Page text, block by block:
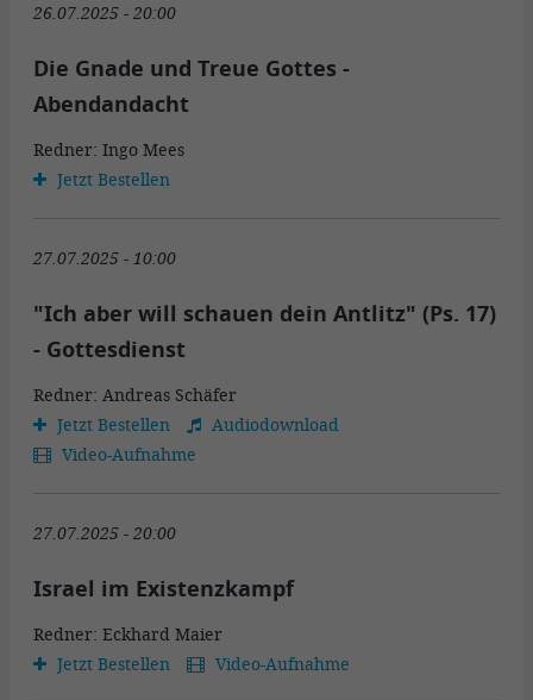
26.07.2025 - 20:00
Die Gnade und Treue Gottes -
Abendandacht
Redner: Ingo Mees
Jetzt Bestellen
27.07.2025 - 10:00
"Ich aber will schauen dein Antlitz" (Ps. 17)
- Gottesdienst
Redner: Andreas Schäfer
Jetzt Bestellen
Audiodownload
Video-Aufnahme
27.07.2025 - 20:00
Israel im Existenzkampf
Redner: Eckhard Maier
Jetzt Bestellen
Video-Aufnahme